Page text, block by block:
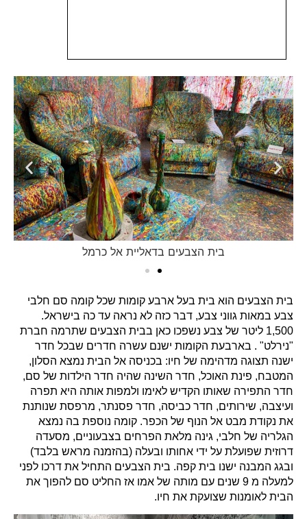
בית הצבעים בדאליית אל כרמל
בית הצבעים הוא בית בעל ארבע קומות שכל קומה סם חלבי
צבע במאות גווני צבע, דבר כזה לא נראה עד כה בישראל.
1,500 ליטר של צבע נשפכו כאן בבית הצבעים שתרמה חברת
"נירלט" . בארבעת הקומות ישנם עשרה חדרים שבכל חדר
ישנה תצוגה מדהימה של חיו: בכניסה אל הבית נמצא הסלון,
המטבח, פינת האוכל, חדר השינה שהיה חדר הילדות של סם,
חדר התפירה שאותו הקדיש לאימו ולמפות אותה היא תפרה
ועיצבה, שירותים, חדר כביסה, חדר פסנתר, מרפסת שנותנת
את נקודת מבט אל הנוף של הכפר. קומה נוספת בה נמצא
הגלריה של חלבי, גינה מלאת הפרחים בצבעוניים, מסעדה
דרוזית שפועלת על ידי אחותו ובעלה (בהזמנה מראש בלבד)
ובגג המבנה ישנו בית קפה. בית הצבעים התחיל את דרכו לפני
למעלה מ 9 שנים עם מותה של אמו אז החליט סם להפוך את
הבית לאומנות שצועקת את חיו.